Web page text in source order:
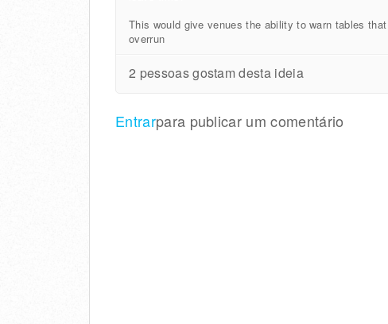
This would give venues the ability to warn tables
overrun
2 pessoas gostam desta ideia
Entrarpara publicar um comentário